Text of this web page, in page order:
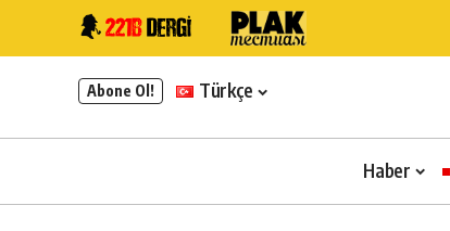
Abone Ol! Türkçe
Haber